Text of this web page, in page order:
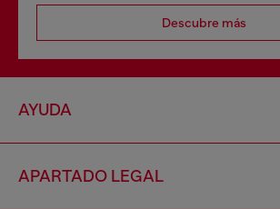
Descubre más
AYUDA
APARTADO LEGAL